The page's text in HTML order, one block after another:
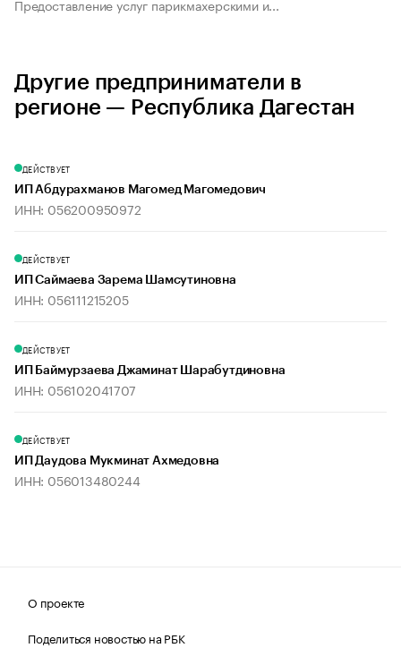
Предоставление услуг парикмахерскими и...
Другие предприниматели в
регионе — Республика Дагестан
ДЕЙСТВУЕТ
ИП Абдурахманов Магомед Магомедович
ИНН: 056200950972
ДЕЙСТВУЕТ
ИП Саймаева Зарема Шамсутиновна
ИНН: 056111215205
ДЕЙСТВУЕТ
ИП Баймурзаева Джаминат Шарабутдиновна
ИНН: 056102041707
ДЕЙСТВУЕТ
ИП Даудова Мукминат Ахмедовна
ИНН: 056013480244
О проекте
Поделиться новостью на РБК